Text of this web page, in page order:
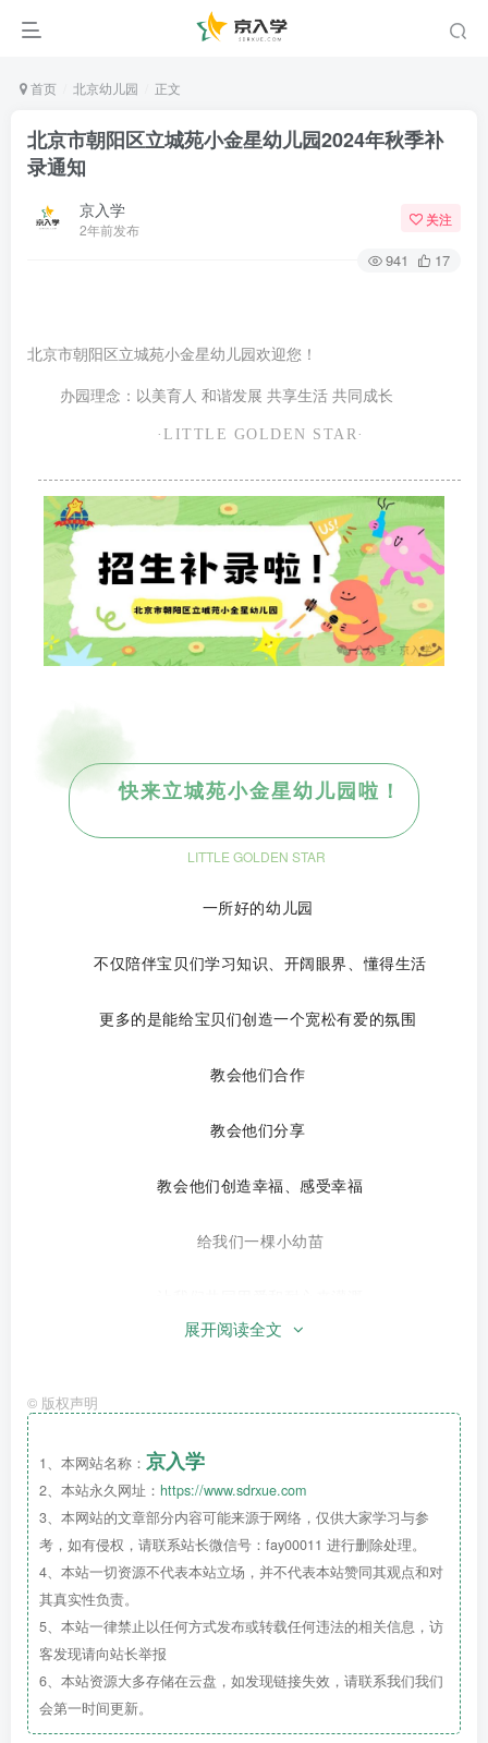
首页 北京幼儿园 正文
北京市朝阳区立城苑小金星幼儿园2024年秋季补
录通知
京入学
2年前发布
关注
941 17
北京市朝阳区立城苑小金星幼儿园欢迎您！
办园理念：以美育人 和谐发展 共享生活 共同成长
·LITTLE GOLDEN STAR·
快来立城苑小金星幼儿园啦！
LITTLE GOLDEN STAR
一所好的幼儿园
不仅陪伴宝贝们学习知识、开阔眼界、懂得生活
更多的是能给宝贝们创造一个宽松有爱的氛围
教会他们合作
教会他们分享
教会他们创造幸福、感受幸福
给我们一棵小幼苗
欢迎适龄宝宝加入我们这个有爱的大家庭～
补录年龄
LITTLE GOLDEN STAR
小班补录
幼儿出生日期：2020年9月1日至2021年8月31日
展开阅读全文
© 版权声明
1、本网站名称： 京入学
2、本站永久网址： https://www.sdrxue.com
3、本网站的文章部分内容可能来源于网络，仅供大家学习与参
考，如有侵权，请联系站长微信号：fay00011 进行删除处理。
4、本站一切资源不代表本站立场，并不代表本站赞同其观点和对
其真实性负责。
5、本站一律禁止以任何方式发布或转载任何违法的相关信息，访
客发现请向站长举报
6、本站资源大多存储在云盘，如发现链接失效，请联系我们我们
会第一时间更新。